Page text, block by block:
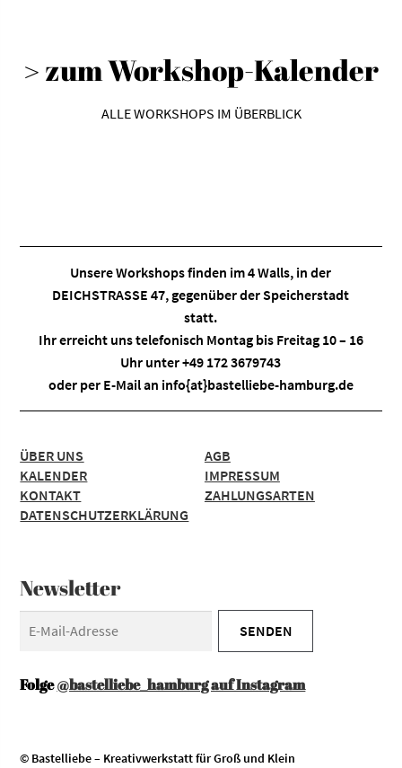
Die
Optionen
können
> zum Workshop-Kalender
ALLE WORKSHOPS IM ÜBERBLICK
Unsere Workshops finden im4 Walls, in der
DEICHSTRASSE 47, gegenüber der Speicherstadt
statt.
Ihr erreicht uns telefonisch Montag bis Freitag 10 – 16
Uhr unter +49 172 3679743
oder per E-Mail an info{at}bastelliebe-hamburg.de
ÜBER UNS
KALENDER
KONTAKT
DATENSCHUTZERKLÄRUNG
AGB
IMPRESSUM
ZAHLUNGSARTEN
Newsletter
Folge@bastelliebe_hamburg auf Instagram
© Bastelliebe – Kreativwerkstatt für Groß und Klein